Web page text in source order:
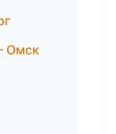
Омск